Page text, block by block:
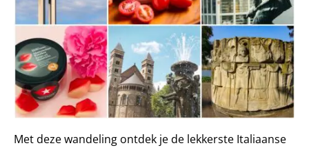
Met deze wandeling ontdek je de lekkerste Italiaanse